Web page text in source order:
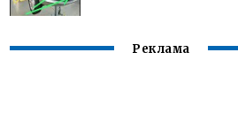
Реклама